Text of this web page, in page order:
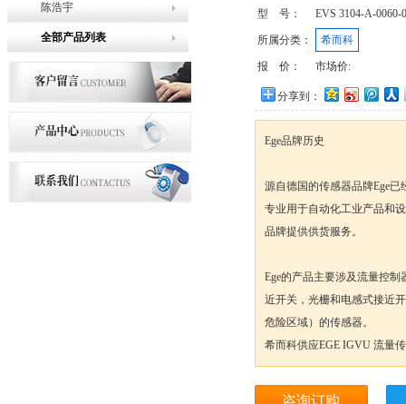
陈浩宇
全部产品列表
型 号： EVS 3104-A-0060-
所属分类： 希而科
报 价： 市场价:
分享到：
Ege品牌历史
源自德国的传感器品牌Ege
专业用于自动化工业产品和
品牌提供供货服务。
Ege的产品主要涉及流量控
近开关，光栅和电感式接近
危险区域）的传感器。
希而科供应EGE IGVU 流量
咨询订购